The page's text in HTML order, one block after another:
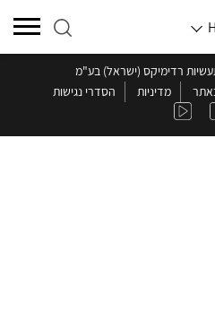
רדימיקס (ישראל) בע"מ
מדיניות הסדרי נגישות